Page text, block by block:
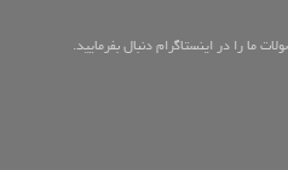
ما را در اینستاگرام دنبال بفرمایید.